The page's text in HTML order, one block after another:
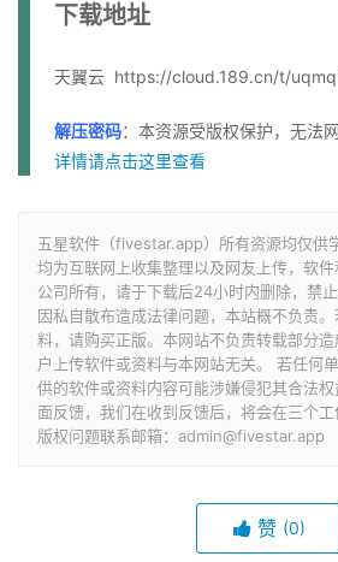
下载地址
天翼云 https://cloud.189.cn/t/
解压密码：本资源受版权保护，无法
详情请点击这里查看
五星软件（fivestar.app）所有资源均仅供
均为互联网上收集整理以及网友上传，软
公司所有，请于下载后24小时内删除，禁
因私自散布造成法律问题，本站概不负责
料，请购买正版。本网站不负责转载部分
户上传软件或资料与本网站无关。 若任何
供的软件或资料内容可能涉嫌侵犯其合法
面反馈，我们在收到反馈后，将会在三个工
版权问题联系邮箱：admin@fivestar.app
赞 (0)